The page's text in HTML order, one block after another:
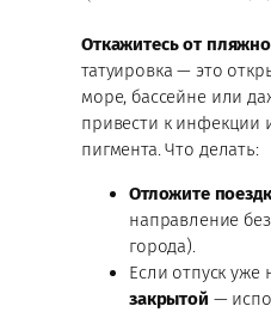
Откажитесь от
татуировка — это
море, бассейне или
привести к
пигмента. Что делать:
Отложите
направление
города).
Если отпуск уже
закрытой —